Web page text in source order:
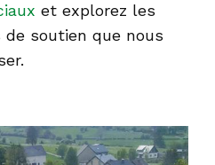
et explorez les
soutien que nous